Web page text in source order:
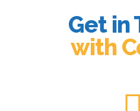
Get in
with